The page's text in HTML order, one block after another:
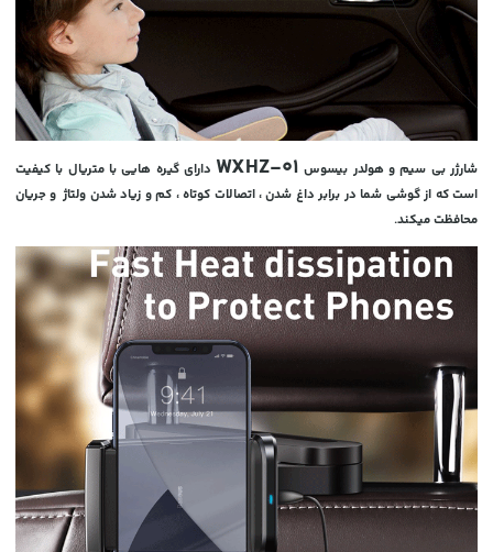
شارژر بی سیم و هولدر بیسوس WXHZ-01 دارای گیره هایی با متریال با کیفیت
است که از گوشی شما در برابر داغ شدن ، اتصالات کوتاه ، کم و زیاد شدن ولتاژ و جریان
محافظت میکند.